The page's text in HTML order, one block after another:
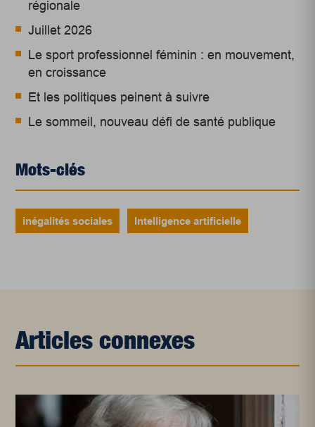
régionale
Juillet 2026
Le sport professionnel féminin : en mouvement,
en croissance
Et les politiques peinent à suivre
Le sommeil, nouveau défi de santé publique
Mots-clés
inégalités sociales Intelligence artificielle
Articles connexes